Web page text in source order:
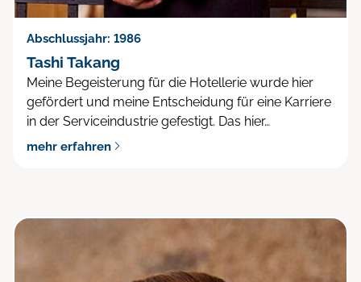
Abschlussjahr: 1986
Tashi Takang
Meine Begeisterung für die Hotellerie wurde hier
gefördert und meine Entscheidung für eine Karriere
in der Serviceindustrie gefestigt. Das hier…
mehr erfahren